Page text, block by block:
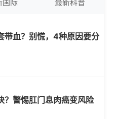
国际 最新科普
带血？别慌，4种原因要分
？警惕肛门息肉癌变风险